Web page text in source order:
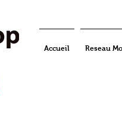
Accueil Reseau